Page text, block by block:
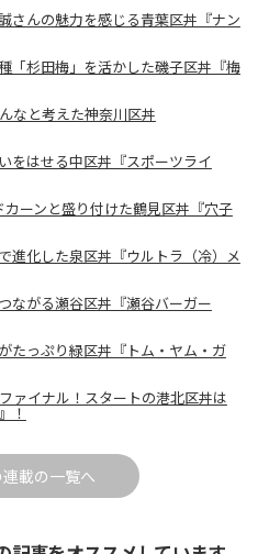
さんの魅力を感じる青葉区丼『ナン
「杉田梅」を活かした磯子区丼『梅
なと考えた神奈川区丼
をはせる中区丼『スポーツライ
ーンと盛り付けた鶴見区丼『穴子
進化した泉区丼『ウルトラ（冷）メ
ながる瀬谷区丼『瀬谷バーガー
たっぷり緑区丼『トム・ヤム・ガ
ァイナル！スタートの港北区丼は
！
連載の一覧へ